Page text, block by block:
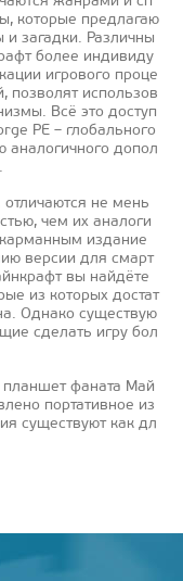
которые предлагаю
и загадки. Различны
более индивиду
игрового проце
позволят использов
Всё это доступ
PE – глобального
аналогичного допол
отличаются не мень
чем их аналоги
издание
версии для смарт
вы найдёте
из которых достат
Однако существую
сделать игру бол
планшет фаната Май
портативное из
существуют как дл